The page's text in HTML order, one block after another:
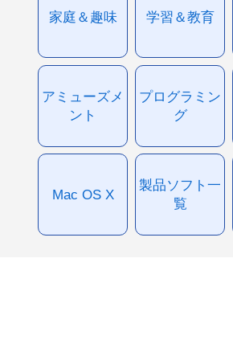
家庭＆趣味 学習＆教育
アミューズメ
ント
プログラミン
グ
Mac OS X
製品ソフト一
覧